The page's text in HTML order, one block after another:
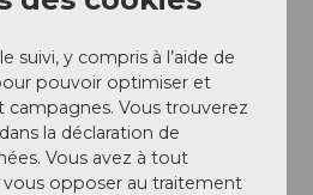
à la participation
(minimum) : 2
(maximum) : 8
suivi, y compris à l’aide de
pouvoir optimiser et
campagnes. Vous trouverez
la déclaration de
Vous avez à tout
opposer au traitement